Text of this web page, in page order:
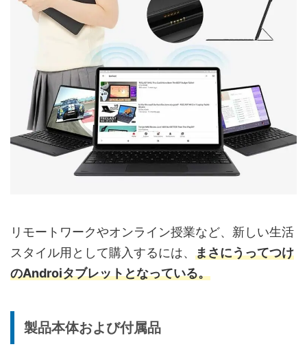
リモートワークやオンライン授業など、新しい生活
スタイル用として購入するには、 まさにうってつけ
のAndroiタブレットとなっている。
製品本体および付属品